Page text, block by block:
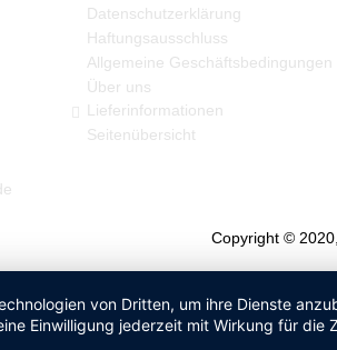
Datenschutzerklärung
Haftungsausschluss
Allgemeine Geschäftsbedingungen
Über uns
Lieferinformationen
Seitenübersicht
Copyright ©
von Dritten, um ihre Dienste
Einwilligung jederzeit mit Wirkung für die